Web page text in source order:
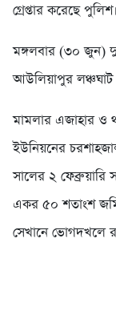
গ্রেপ্তার করেছে পুলিশ।
মঙ্গলবার (৩০ জুন)
আউলিয়াপুর লঞ্চঘাট
মামলার এজাহার ও
ইউনিয়নের
সালের ২ ফেব্রুয়ারি
একর ৫০ শতাংশ
সেখানে ভোগদখলে